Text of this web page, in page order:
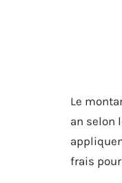
Le
an selon
frais